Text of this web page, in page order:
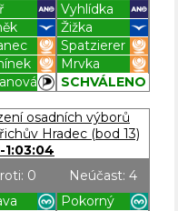
Vyhlídka
Žižka
Spatzierer
Mrvka
SCHVÁLENO
osadních výborů
Hradec (bod 13)
1:03:04
0
Neúčast: 4
Pokorný